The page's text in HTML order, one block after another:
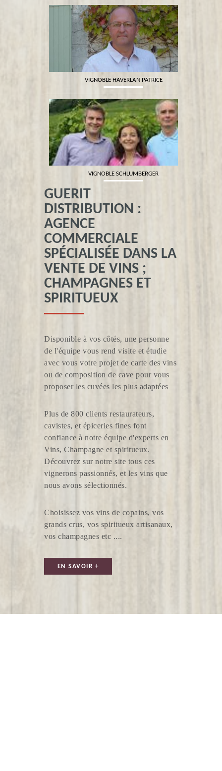
VIGNOBLE SCHLUMBERGER
VIGNOBLE THIOU THOMAS
VIGNOBLE RATRON
CHAMPAGNE DE L'AUCHE
CHEVAL QUANCARD
GUERIT
DISTRIBUTION :
AGENCE
COMMERCIALE
SPÉCIALISÉE DANS LA
VENTE DE VINS ;
CHAMPAGNES ET
SPIRITUEUX
Disponible à vos côtés, une personne
de l'équipe vous rend visite et étudie
avec vous votre projet de carte des vins
ou de composition de cave pour vous
proposer les cuvées les plus adaptées
Plus de 800 clients restaurateurs,
cavistes, et épiceries fines font
confiance à notre équipe d'experts en
Vins, Champagne et spiritueux.
Découvrez sur notre site tous ces
vignerons passionnés, et les vins que
nous avons sélectionnés.
Choisissez vos vins de copains, vos
grands crus, vos spiritueux artisanaux,
vos champagnes etc ....
EN SAVOIR +